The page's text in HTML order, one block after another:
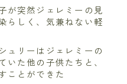
が突然ジェレミーの見
らしく、気兼ねない軽
ュリーはジェレミーの
いた他の子供たちと、
ことができた